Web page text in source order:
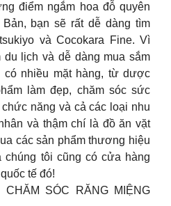
điểm ngắm hoa đỗ quyên
bạn sẽ rất dễ dàng tìm
và Cocokara Fine. Vì
du lịch và dễ dàng mua sắm
có nhiều mặt hàng, từ dược
làm đẹp, chăm sóc sức
năng và cả các loại nhu
và thậm chí là đồ ăn vặt
các sản phẩm thương hiệu
chúng tôi cũng có cửa hàng
tế đó!
CHĂM SÓC RĂNG MIỆNG